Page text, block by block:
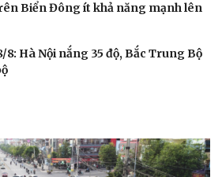
Biển Đông ít khả năng mạnh lên
Hà Nội nắng 35 độ, Bắc Trung Bộ